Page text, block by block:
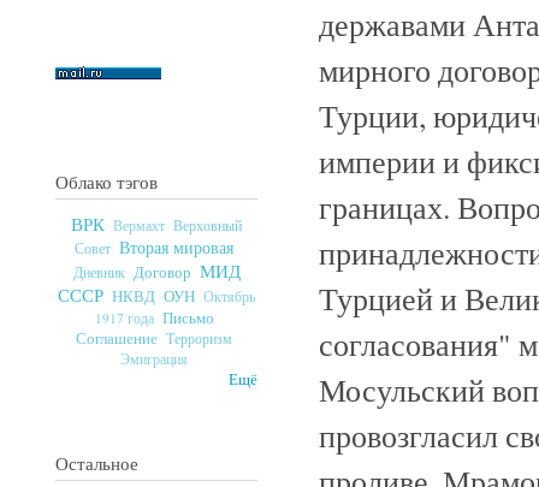
Облако тэгов
ВРК Вермахт Верховный
Совет Вторая мировая
Дневник Договор МИД
СССР НКВД ОУН Октябрь
1917 года Письмо
Соглашение Терроризм
Эмиграция
Ещё
Остальное
державами
мирного
Турции,
империи и
границах.
Турцией и
согласования"
Мосульский
провозгласил